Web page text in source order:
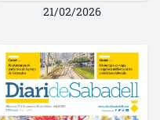
21/02/2026